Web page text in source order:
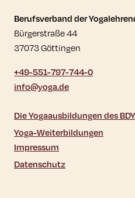
Kontaktdaten
Berufsverband der
Bürgerstraße 44
37073 Göttingen
+49-551-797-744-0
info@yoga.de
Die Yogaausbildungen des
Yoga-Weiterbildungen
Impressum
Datenschutz